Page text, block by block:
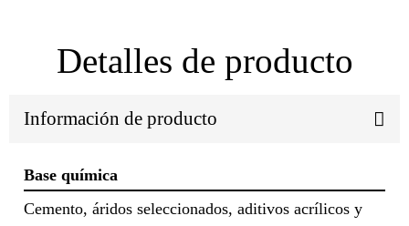
Detalles de producto
Información de producto
Base química
Cemento, áridos seleccionados, aditivos acrílicos y